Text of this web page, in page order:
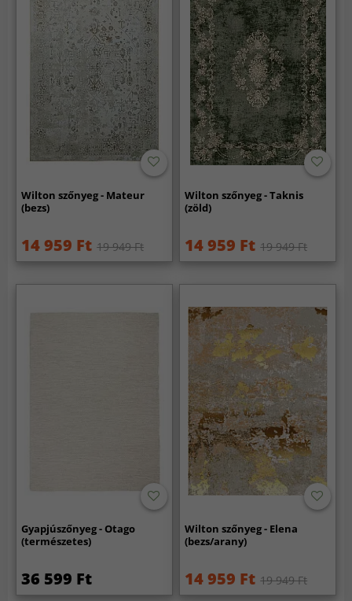
Wilton szőnyeg - Mateur
(bezs)
14 959 Ft 19 949 Ft
Wilton szőnyeg - Taknis
(zöld)
14 959 Ft 19 949 Ft
Gyapjúszőnyeg - Otago
(természetes)
36 599 Ft
Wilton szőnyeg - Elena
(bezs/arany)
14 959 Ft 19 949 Ft